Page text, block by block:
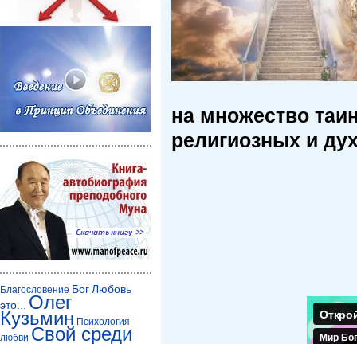
на множество
религиозных и
Благословение БогЛюбовь
это...
Олег
Кузьмин Психология
любви Свой среди